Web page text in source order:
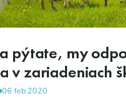
pýtate, my
v zariadeniach
06 feb 2020